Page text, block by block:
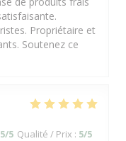
Propriétaire et
Soutenez ce
5/5 Qualité / Prix : 5/5